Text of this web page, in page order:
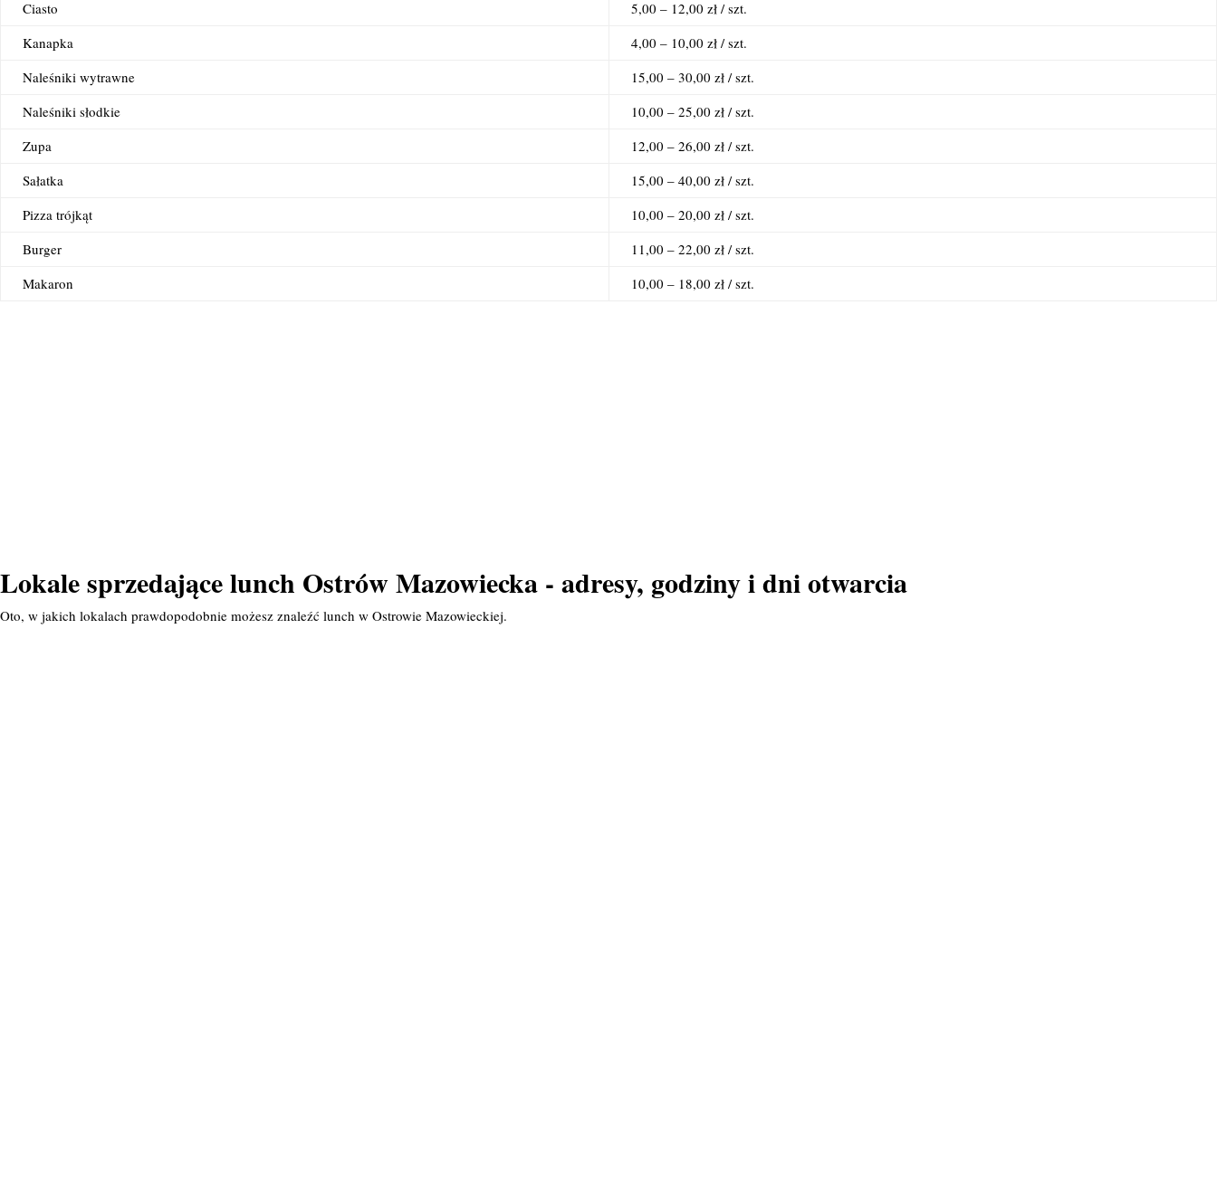
Ciasto
5,00 – 12,00 zł / szt.
Kanapka
4,00 – 10,00 zł / szt.
Naleśniki wytrawne
15,00 – 30,00 zł / szt.
Naleśniki słodkie
10,00 – 25,00 zł / szt.
Zupa
12,00 – 26,00 zł / szt.
Sałatka
15,00 – 40,00 zł / szt.
Pizza trójkąt
10,00 – 20,00 zł / szt.
Burger
11,00 – 22,00 zł / szt.
Makaron
10,00 – 18,00 zł / szt.
Lokale sprzedające lunch Ostrów Mazowiecka - adresy, godziny i dni otwarcia
Oto, w jakich lokalach prawdopodobnie możesz znaleźć lunch w Ostrowie Mazowieckiej.